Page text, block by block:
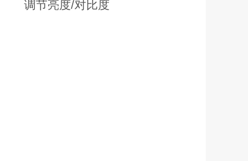
调节亮度/对比度